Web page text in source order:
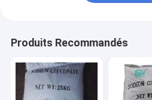
Contrôle de la qualité
Contact
Produits Recommandés